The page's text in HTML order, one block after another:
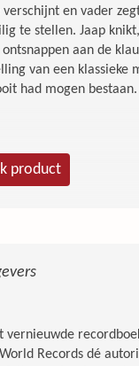
en vader
te stellen. Jaap
aan de
van een klassieke
had mogen bestaan.
product
vernieuwde
Records dé